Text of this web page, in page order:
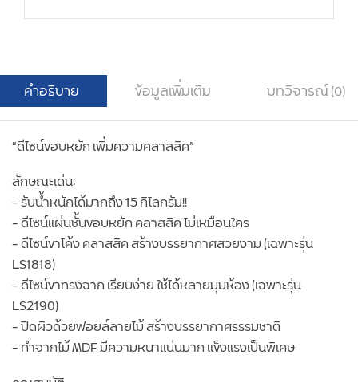
คำอธิบาย ข้อมูลเพิ่มเติม บทวิจารณ์ (0)
“ดีไซน์ขอบหยัก เพิ่มความคลาสสิค”
ลักษณะเด่น:
– รับน้ำหนักได้มากถึง 15 กิโลกรัม!!
– ดีไซน์แผ่นชั้นขอบหยัก คลาสสิค ไม่เหมือนใคร
– ดีไซน์ขาโค้ง คลาสสิค สร้างบรรยากาศสวยงาม (เฉพาะรุ่น
LS1818)
– ดีไซน์ขาทรงฉาก เรียบง่าย ใช้ได้หลายมุมห้อง (เฉพาะรุ่น
LS2190)
– ปิดผิวด้วยฟอยล์ลายไม้ สร้างบรรยากาศธรรมชาติ
– ทำจากไม้ MDF มีความหนาแน่นมาก แข็งแรงเป็นพิเศษ